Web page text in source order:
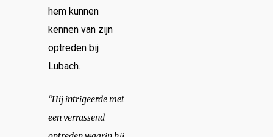
hem kunnen
kennen van zijn
optreden bij
Lubach.
“Hij intrigeerde met
een verrassend